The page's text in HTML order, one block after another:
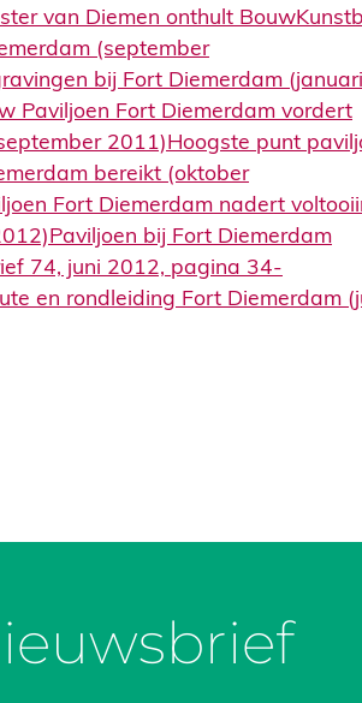
van Diemen onthult
(september
bij Fort Diemerdam (januari
Paviljoen Fort Diemerdam vordert
2011)Hoogste punt
bereikt (oktober
Fort Diemerdam nadert
Paviljoen bij Fort Diemerdam
74, juni 2012, pagina 34-
en rondleiding Fort Diemerdam